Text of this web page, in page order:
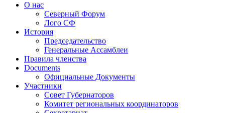
О нас
Северный Форум
Лого СФ
История
Председательство
Генеральные Ассамблеи
Правила членства
Documents
Официальные Документы
Участники
Совет Губернаторов
Комитет региональных координаторов